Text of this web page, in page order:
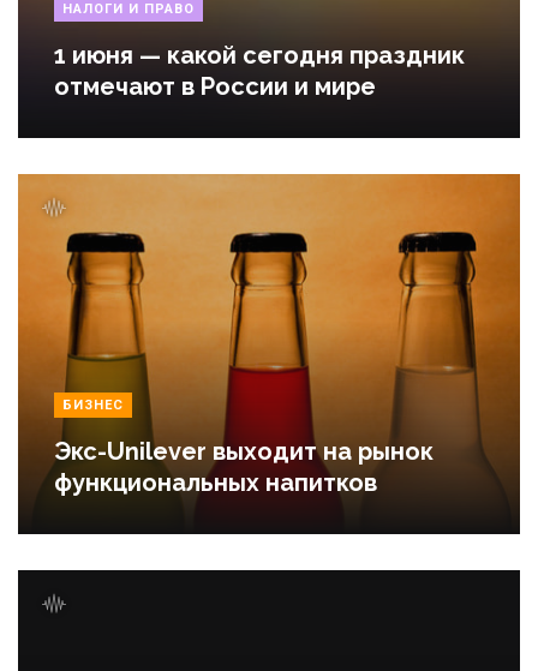
НАЛОГИ И ПРАВО
1 июня — какой сегодня праздник
отмечают в России и мире
БИЗНЕС
Экс-Unilever выходит на рынок
функциональных напитков